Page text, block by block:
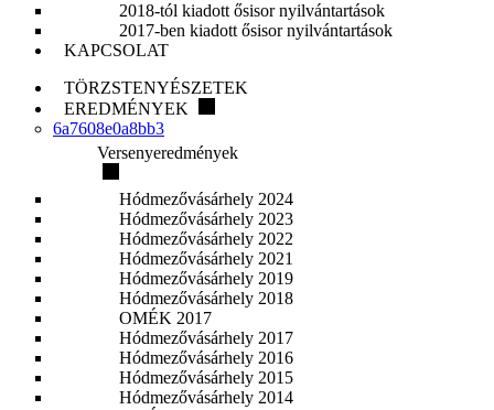
2018-tól kiadott ősisor nyilvántartások
2017-ben kiadott ősisor nyilvántartások
KAPCSOLAT
TÖRZSTENYÉSZETEK
EREDMÉNYEK
6a7608e0a8bb3
Versenyeredmények
Hódmezővásárhely 2024
Hódmezővásárhely 2023
Hódmezővásárhely 2022
Hódmezővásárhely 2021
Hódmezővásárhely 2019
Hódmezővásárhely 2018
OMÉK 2017
Hódmezővásárhely 2017
Hódmezővásárhely 2016
Hódmezővásárhely 2015
Hódmezővásárhely 2014